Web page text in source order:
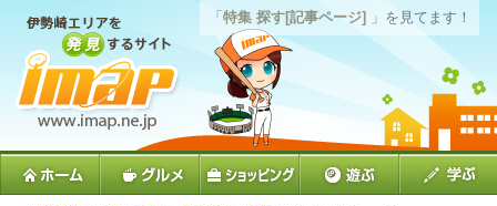
「特集 探す[記事ページ] 」を見てます！